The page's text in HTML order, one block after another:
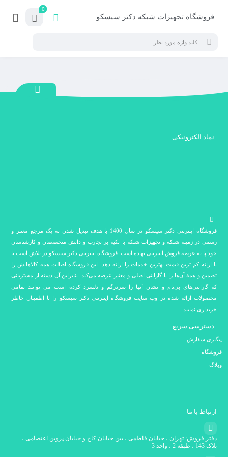
فروشگاه تجهیزات شبکه دکتر سیسکو
0
نماد الکترونیکی
فروشگاه اینترنتی دکتر سیسکو در سال 1400 با هدف تبدیل شدن به یک مرجع معتبر و
رسمی در زمینه شبکه و تجهیزات شبکه با تکیه بر تجارب و دانش متخصصان و کارشناسان
خود پا به عرصه فروش اینترنتی نهاده است. فروشگاه اینترنتی دکتر سیسکو در تلاش است تا
با ارائه کم ترین قیمت بهترین خدمات را ارائه دهد. این فروشگاه اصالت همه کالاهایش را
تضمین و همۀ آن‌ها را با گارانتی اصلی و معتبر عرضه می‌کند. بنابراین آن دسته از مشتریانی
که گارانتی‌های بی‌نام و نشان آنها را سردرگم و دلسرد کرده است می توانند تمامی
محصولات ارائه شده در وب سایت فروشگاه اینترنتی دکتر سیسکو را با اطمینان خاطر
خریداری نمایند.
دسترسی سریع
پیگیری سفارش
فروشگاه
وبلاگ
ارتباط با ما
دفتر فروش: تهران ، خیابان فاطمی ، بین خیابان کاج و خیابان پروین اعتصامی ،
پلاک 143 ، طبقه 2 ، واحد 3